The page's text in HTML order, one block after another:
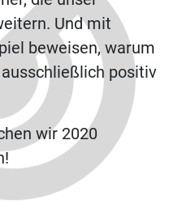
Und mit
beweisen, warum
positiv
wir 2020